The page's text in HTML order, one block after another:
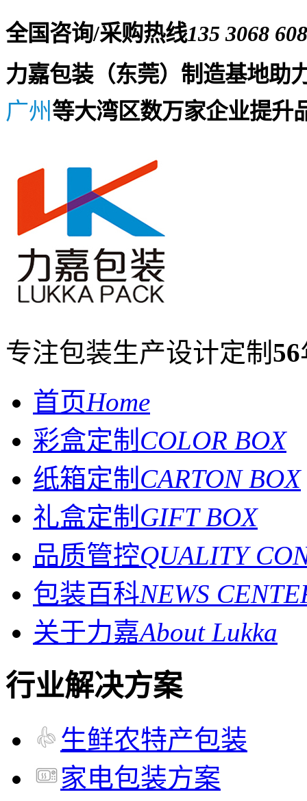
全国咨询/采购热线135 3068
力嘉包装（东莞）制造基地助
广州等大湾区数万家企业提升
专注包装生产设计定制 56
首页Home
彩盒定制 COLOR BOX
纸箱定制 CARTON BOX
礼盒定制 GIFT BOX
品质管控QUALITY
包装百科NEWS
关于力嘉About Lukka
行业解决方案
生鲜农特产包装
家电包装方案